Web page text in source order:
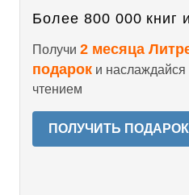
Более 800 000 книг
Получи 2 месяца
подарок и
чтением
ПОЛУЧИТЬ ПОДАРОК